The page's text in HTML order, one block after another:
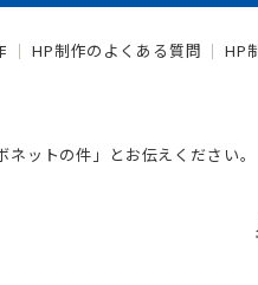
HP制作のよくある質問 HP
ットの件」とお伝えください。